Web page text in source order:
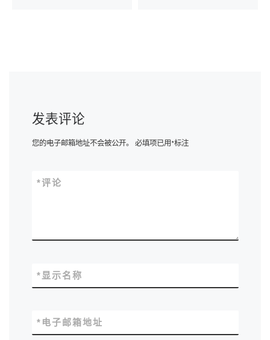
发表评论
您的电子邮箱地址不会被公开。 必填项已用*标注
评论
*
显示名称
*
电子邮箱地址
*